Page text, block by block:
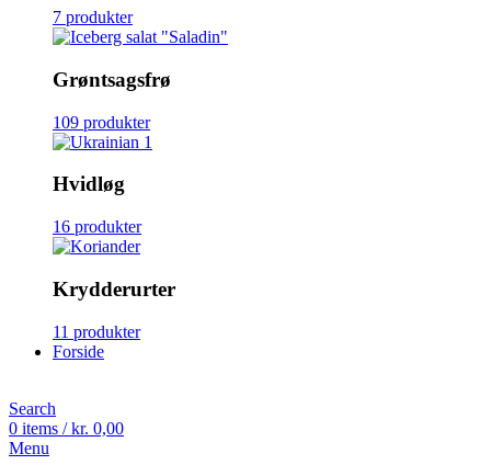
7 produkter
Grøntsagsfrø
109 produkter
Hvidløg
16 produkter
Krydderurter
11 produkter
Forside
Search
0 items / kr. 0,00
Menu